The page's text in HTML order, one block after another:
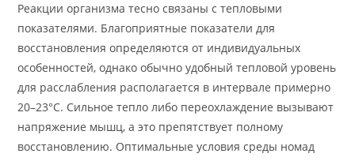
Реакции организма тесно связаны с тепловыми
показателями. Благоприятные показатели для
восстановления определяются от индивидуальных
особенностей, однако обычно удобный тепловой уровень
для расслабления располагается в интервале примерно
20–23°C. Сильное тепло либо переохлаждение вызывают
напряжение мышц, а это препятствует полному
восстановлению. Оптимальные условия среды номад